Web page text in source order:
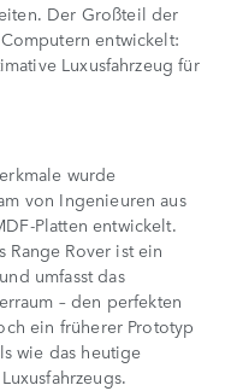
Der Großteil der
entwickelt:
Luxusfahrzeug für
wurde
von Ingenieuren aus
Platten entwickelt.
Rover ist ein
umfasst das
– den perfekten
ein früherer Prototyp
wie das heutige